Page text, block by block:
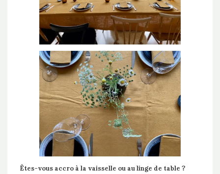
Êtes-vous accro à la vaisselle ou au linge de table ?